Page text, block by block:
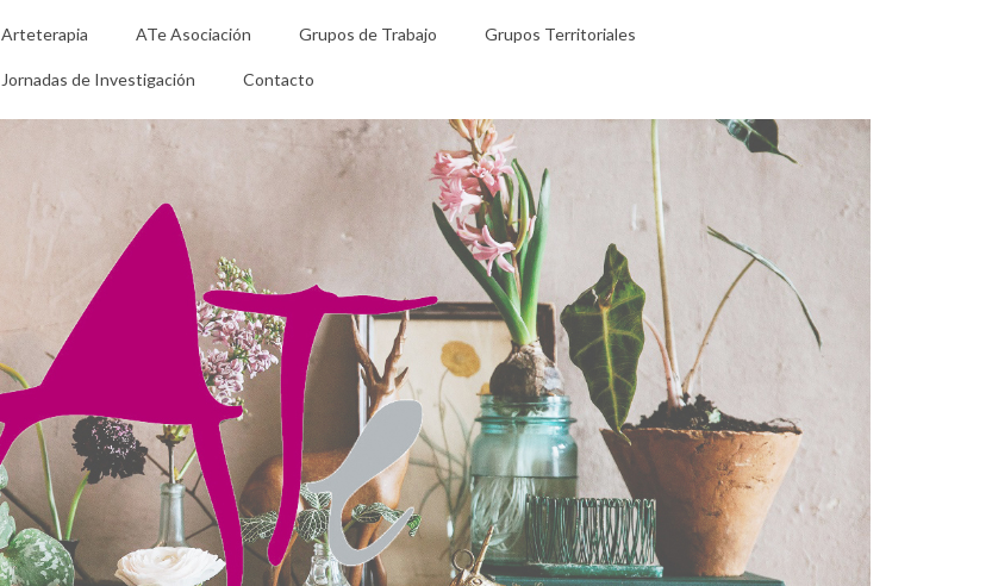
Arteterapia ATe Asociación Grupos de Trabajo Grupos Territoriales
Jornadas de Investigación Contacto